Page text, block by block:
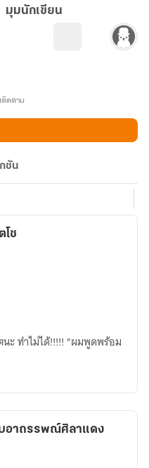
มุมนักเขียน
ดตาม
ชัน
โช
นะ ทำไม่ได้!!!!! ”ผมพูดพร้อม
อาถรรพณ์ศิลาแดง